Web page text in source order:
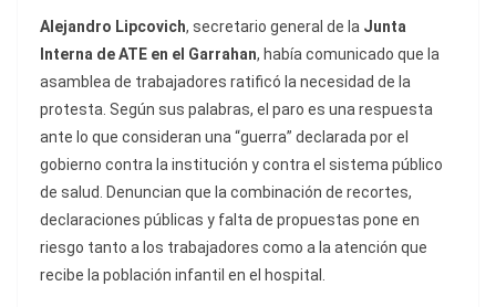
Alejandro Lipcovich, secretario general de la Junta
Interna de ATE en el Garrahan, había comunicado que la
asamblea de trabajadores ratificó la necesidad de la
protesta. Según sus palabras, el paro es una respuesta
ante lo que consideran una “guerra” declarada por el
gobierno contra la institución y contra el sistema público
de salud. Denuncian que la combinación de recortes,
declaraciones públicas y falta de propuestas pone en
riesgo tanto a los trabajadores como a la atención que
recibe la población infantil en el hospital.